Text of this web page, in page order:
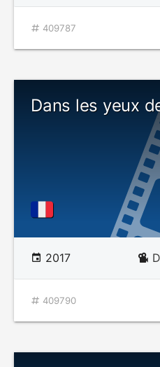
409787
Dans les yeux
2017
409790